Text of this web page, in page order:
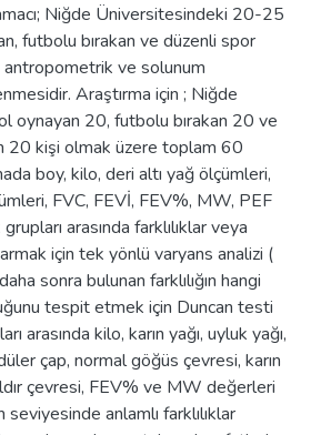
Niğde Üniversitesindeki 20-25
futbolu bırakan ve düzenli spor
ve solunum
Araştırma için ; Niğde
oynayan 20, futbolu bırakan 20 ve
20 kişi olmak üzere toplam 60
boy, kilo, deri altı yağ ölçümleri,
FVC, FEVİ, FEV%, MW, PEF
arasında farklılıklar veya
için tek yönlü varyans analizi (
sonra bulunan farklılığın hangi
tespit etmek için Duncan testi
arasında kilo, karın yağı, uyluk yağı,
çap, normal göğüs çevresi, karın
çevresi, FEV% ve MW değerleri
anlamlı farklılıklar